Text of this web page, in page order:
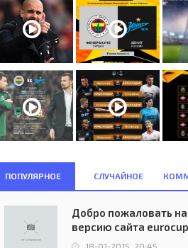
ПОПУЛЯРНОЕ СЛУЧАЙНОЕ
Добро пожаловать
версию сайта
uefa.ru
18-01-2015, 20:45